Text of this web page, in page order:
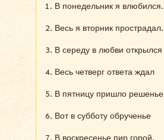
1. В понедельник я влюбился.
2. Весь я вторник прострадал.
3. В середу в любви открылся
4. Весь четверг ответа ждал
5. В пятницу пришло решенье
6. Вот в субботу обрученье
7. В воскресенье пир горой.